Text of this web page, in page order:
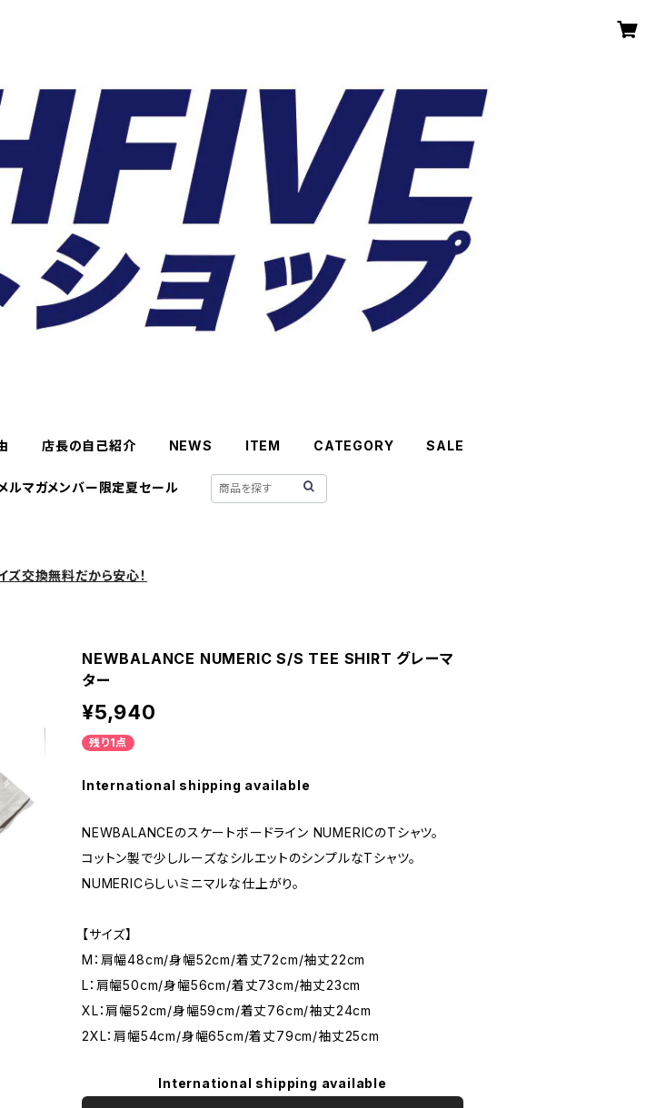
店長の自己紹介 NEWS ITEM CATEGORY SALE
ルマガメンバー限定夏セール
ズ交換無料だから安心！
NEWBALANCE NUMERIC S/S TEE SHIRT グレーマ
ター
¥5,940
残り1点
International shipping available
NEWBALANCEのスケートボードライン NUMERICのTシャツ。
コットン製で少しルーズなシルエットのシンプルなTシャツ。
NUMERICらしいミニマルな仕上がり。
【サイズ】
M：肩幅48cm/身幅52cm/着丈72cm/袖丈22cm
L：肩幅50cm/身幅56cm/着丈73cm/袖丈23cm
XL：肩幅52cm/身幅59cm/着丈76cm/袖丈24cm
2XL：肩幅54cm/身幅65cm/着丈79cm/袖丈25cm
International shipping available